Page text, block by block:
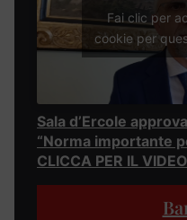
Fai clic per
cookie per
Sala d’Ercole
“Norma importante
CLICCA PER IL VIDEO